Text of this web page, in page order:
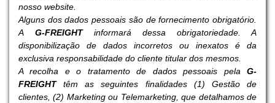
nosso website.
Alguns dos dados pessoais são de fornecimento obrigatório.
A G-FREIGHT informará dessa obrigatoriedade. A
disponibilização de dados incorretos ou inexatos é da
exclusiva responsabilidade do cliente titular dos mesmos.
A recolha e o tratamento de dados pessoais pela G-
FREIGHTtêm as seguintes finalidades (1) Gestão de
clientes, (2) Marketing ou Telemarketing, que detalhamos de